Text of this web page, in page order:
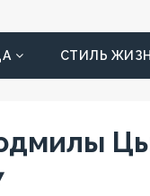
СТИЛЬ